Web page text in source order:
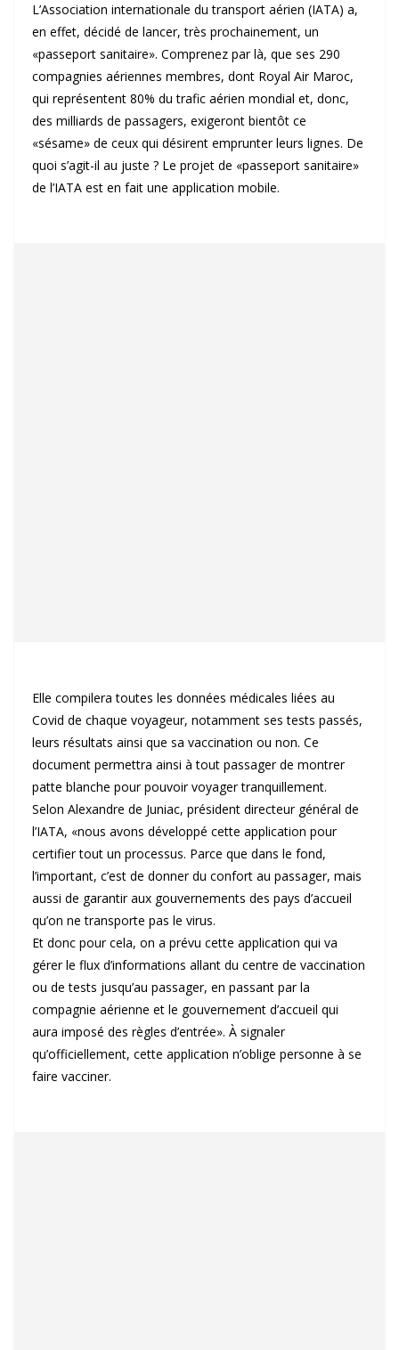
L’Association internationale du transport aérien (IATA) a,
en effet, décidé de lancer, très prochainement, un
«passeport sanitaire». Comprenez par là, que ses 290
compagnies aériennes membres, dont Royal Air Maroc,
qui représentent 80% du trafic aérien mondial et, donc,
des milliards de passagers, exigeront bientôt ce
«sésame» de ceux qui désirent emprunter leurs lignes. De
quoi s’agit-il au juste ? Le projet de «passeport sanitaire»
de l’IATA est en fait une application mobile.
Elle compilera toutes les données médicales liées au
Covid de chaque voyageur, notamment ses tests passés,
leurs résultats ainsi que sa vaccination ou non. Ce
document permettra ainsi à tout passager de montrer
patte blanche pour pouvoir voyager tranquillement.
Selon Alexandre de Juniac, président directeur général de
l’IATA, «nous avons développé cette application pour
certifier tout un processus. Parce que dans le fond,
l’important, c’est de donner du confort au passager, mais
aussi de garantir aux gouvernements des pays d’accueil
qu’on ne transporte pas le virus.
Et donc pour cela, on a prévu cette application qui va
gérer le flux d’informations allant du centre de vaccination
ou de tests jusqu’au passager, en passant par la
compagnie aérienne et le gouvernement d’accueil qui
aura imposé des règles d’entrée». À signaler
qu’officiellement, cette application n’oblige personne à se
faire vacciner.